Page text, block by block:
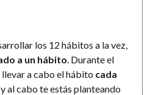
los 12 hábitos a la vez,
a un hábito . Durante el
a cabo el hábito cada
y al cabo te estás planteando